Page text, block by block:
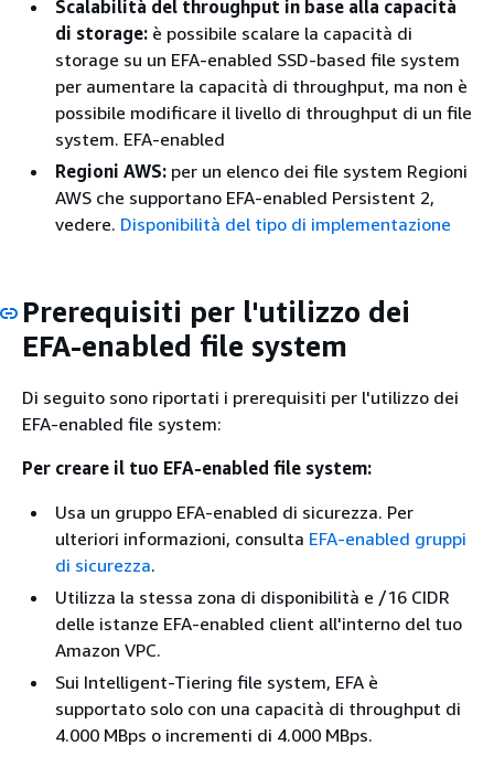
Scalabilità del throughput in base alla capacità
di storage: è possibile scalare la capacità di
storage su un EFA-enabled SSD-based file system
per aumentare la capacità di throughput, ma non è
possibile modificare il livello di throughput di un file
system. EFA-enabled
Regioni AWS: per un elenco dei file system Regioni
AWS che supportano EFA-enabled Persistent 2,
vedere. Disponibilità del tipo di implementazione
Prerequisiti per l'utilizzo dei
EFA-enabled file system
Di seguito sono riportati i prerequisiti per l'utilizzo dei
EFA-enabled file system:
Per creare il tuo EFA-enabled file system:
Usa un gruppo EFA-enabled di sicurezza. Per
ulteriori informazioni, consulta EFA-enabled gruppi
di sicurezza.
Utilizza la stessa zona di disponibilità e /16 CIDR
delle istanze EFA-enabled client all'interno del tuo
Amazon VPC.
Sui Intelligent-Tiering file system, EFA è
supportato solo con una capacità di throughput di
4.000 MBps o incrementi di 4.000 MBps.